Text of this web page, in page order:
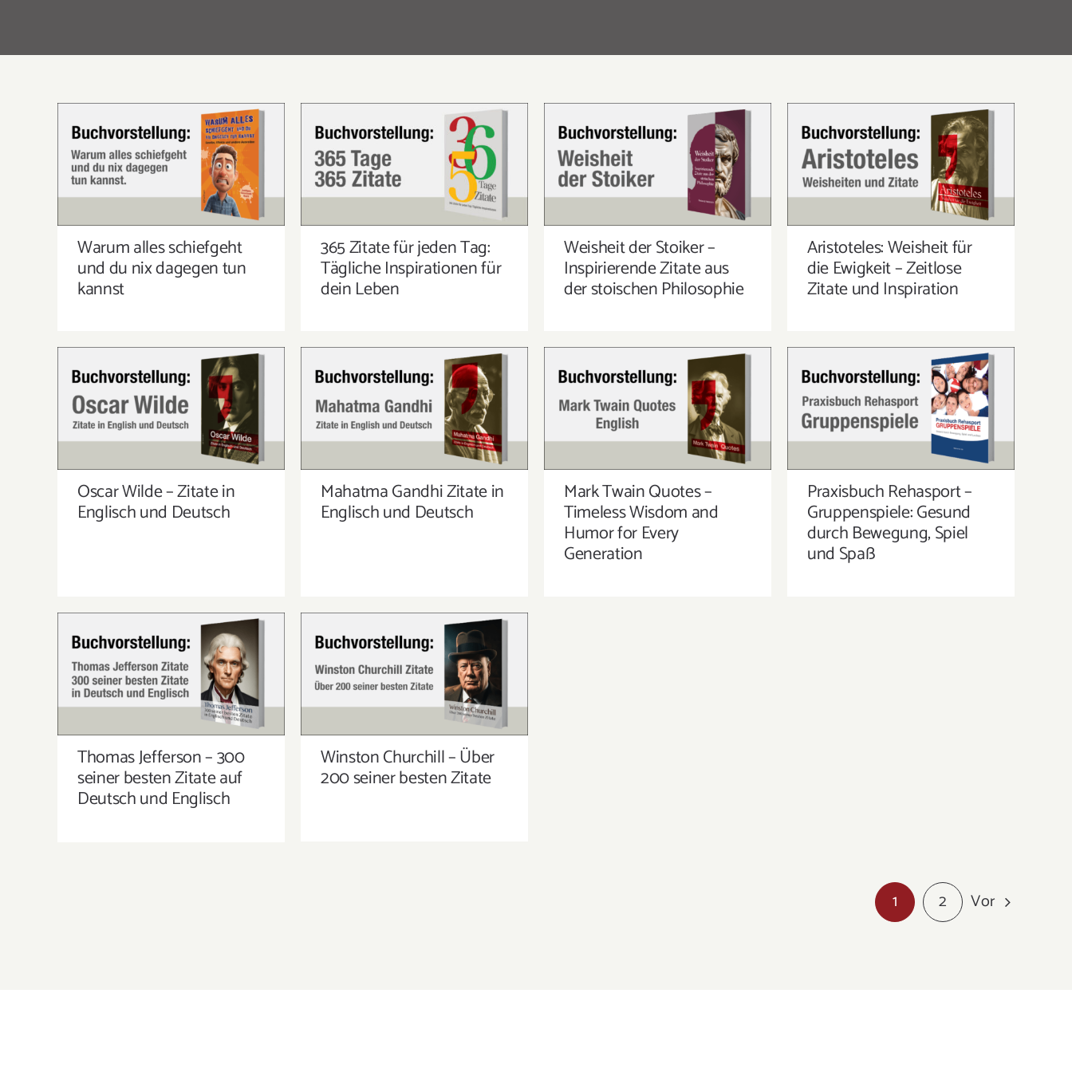
WARUM ALLES SCHIEFGEHT
UND DU NIX DAGEGEN TUN
KANNST
Warum alles schiefgeht
und du nix dagegen tun
kannst
365 ZITATE FÜR JEDEN TAG:
TÄGLICHE INSPIRATIONEN
FÜR DEIN LEBEN
365 Zitate für jeden Tag:
Tägliche Inspirationen für
dein Leben
WEISHEIT DER STOIKER –
INSPIRIERENDE ZITATE AUS
DER STOISCHEN PHILOSOPHIE
Weisheit der Stoiker –
Inspirierende Zitate aus
der stoischen Philosophie
ARISTOTELES: WEISHEIT FÜR
DIE EWIGKEIT – ZEITLOSE
ZITATE UND INSPIRATION
Aristoteles: Weisheit für
die Ewigkeit – Zeitlose
Zitate und Inspiration
OSCAR WILDE – ZITATE IN
ENGLISCH UND DEUTSCH
Oscar Wilde – Zitate in
Englisch und Deutsch
MAHATMA GANDHI ZITATE IN
ENGLISCH UND DEUTSCH
Mahatma Gandhi Zitate in
Englisch und Deutsch
MARK TWAIN QUOTES –
TIMELESS WISDOM AND
HUMOR FOR EVERY
GENERATION
Mark Twain Quotes –
Timeless Wisdom and
Humor for Every
Generation
PRAXISBUCH REHASPORT –
GRUPPENSPIELE: GESUND
DURCH BEWEGUNG, SPIEL UND
Praxisbuch Rehasport –
Gruppenspiele: Gesund
durch Bewegung, Spiel
und Spaß
THOMAS JEFFERSON – 300
SEINER BESTEN ZITATE AUF
DEUTSCH UND ENGLISCH
Thomas Jefferson – 300
seiner besten Zitate auf
Deutsch und Englisch
WINSTON CHURCHILL – ÜBER
200 SEINER BESTEN ZITATE
Winston Churchill – Über
200 seiner besten Zitate
1 2 Vor